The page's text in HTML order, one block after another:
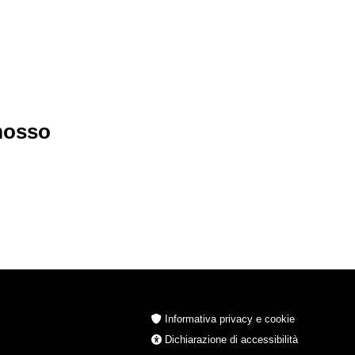
Informativa privacy e cookie
Dichiarazione di accessibilità